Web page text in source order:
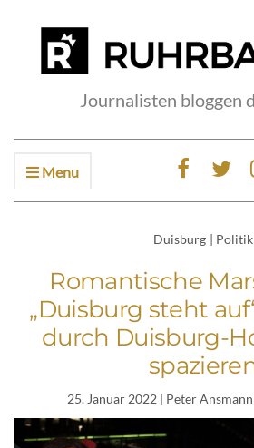
Journalisten bloggen
Menu
Duisburg | Politik
Romantische
„Duisburg steht
durch Duisburg-
25. Januar 2022| Peter Ansmann